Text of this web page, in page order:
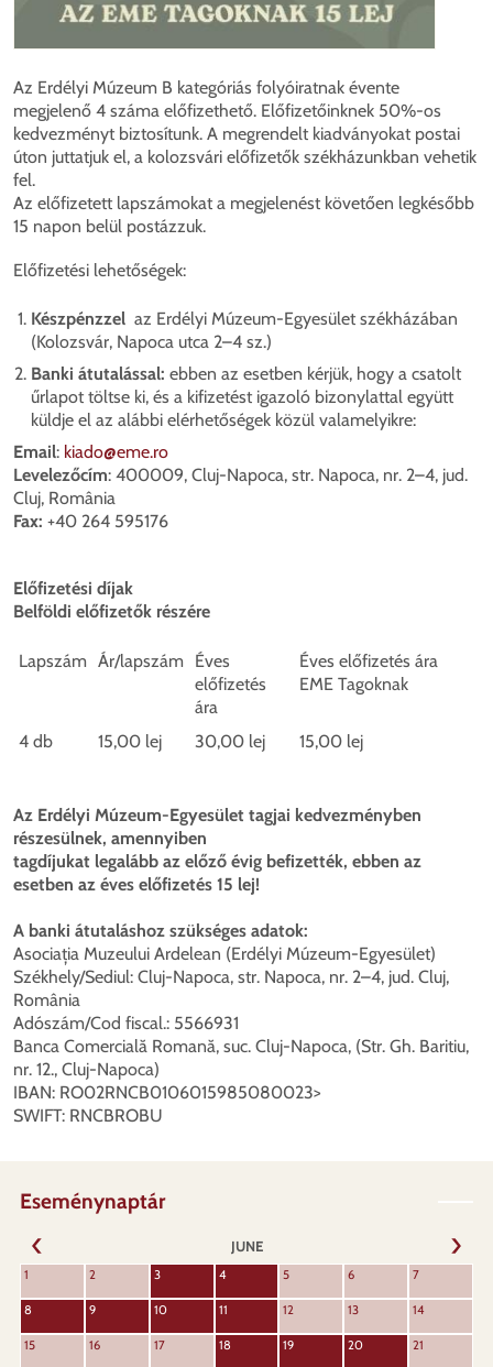
Az Erdélyi Múzeum B kategóriás folyóiratnak évente
megjelenő 4 száma előfizethető. Előfizetőinknek 50%-os
kedvezményt biztosítunk. A megrendelt kiadványokat postai
úton juttatjuk el, a kolozsvári előfizetők székházunkban vehetik
fel.
Az előfizetett lapszámokat a megjelenést követően legkésőbb
15 napon belül postázzuk.
Előfizetési lehetőségek:
Készpénzzel az Erdélyi Múzeum-Egyesület székházában
(Kolozsvár, Napoca utca 2–4 sz.)
Banki átutalással: ebben az esetben kérjük, hogy a csatolt
űrlapot töltse ki, és a kifizetést igazoló bizonylattal együtt
küldje el az alábbi elérhetőségek közül valamelyikre:
Email: kiado@eme.ro
Levelezőcím: 400009, Cluj-Napoca, str. Napoca, nr. 2–4, jud.
Cluj, România
Fax: +40 264 595176
Előfizetési díjak
Belföldi előfizetők részére
Lapszám Ár/lapszám Éves
előfizetés
ára
Éves előfizetés ára
EME Tagoknak
4 db 15,00 lej 30,00 lej 15,00 lej
Az Erdélyi Múzeum-Egyesület tagjai kedvezményben
részesülnek, amennyiben
tagdíjukat legalább az előző évig befizették, ebben az
esetben az éves előfizetés 15 lej!
A banki átutaláshoz szükséges adatok:
Asociația Muzeului Ardelean (Erdélyi Múzeum-Egyesület)
Székhely/Sediul: Cluj-Napoca, str. Napoca, nr. 2–4, jud. Cluj,
România
Adószám/Cod fiscal.: 5566931
Banca Comercială Romană, suc. Cluj-Napoca, (Str. Gh. Baritiu,
nr. 12., Cluj-Napoca)
IBAN: RO02RNCB0106015985080023>
SWIFT: RNCBROBU
Eseménynaptár
PREVIOUS
JUNE
1 2 3 4 5 6 7
8 9 10 11 12 13 14
15 16 17 18 19 20 21